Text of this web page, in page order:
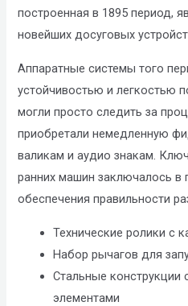
построенная в 1895 период,
новейших досуговых
Аппаратные системы того
устойчивостью и легкостью
могли просто следить за
приобретали немедленную
валикам и аудио знакам.
ранних машин заключалось в
обеспечения правильности
Технические ролики с
Набор рычагов для
Стальные конструкции
элементами
enhance
accessibility.